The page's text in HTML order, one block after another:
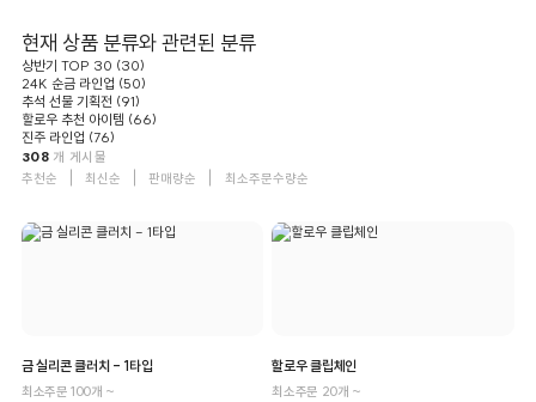
현재 상품 분류와 관련된 분류
상반기 TOP 30 (30)
24K 순금 라인업 (50)
추석 선물 기획전 (91)
할로우 추천 아이템 (66)
진주 라인업 (76)
308 개 게시물
추천순
최신순 판매량순 최소주문수량순
금 실리콘 클러치 - 1타입
최소주문 100개 ~
할로우 클립체인
최소주문 20개 ~